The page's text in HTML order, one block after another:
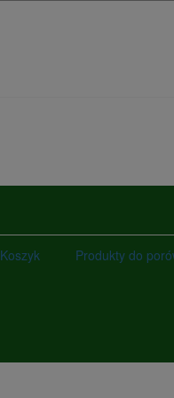
Koszyk Produkty do